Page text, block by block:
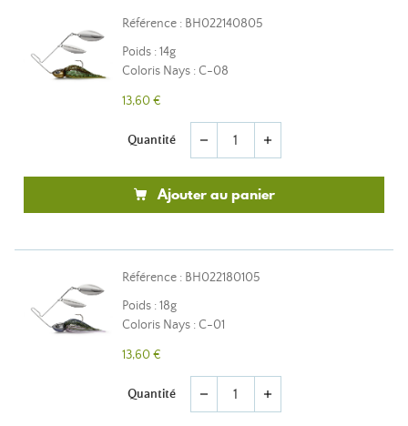
Référence : BH022140805
Poids : 14g
Coloris Nays : C-08
13,60 €
Quantité remove add
Ajouter au panier
Référence : BH022180105
Poids : 18g
Coloris Nays : C-01
13,60 €
Quantité remove add